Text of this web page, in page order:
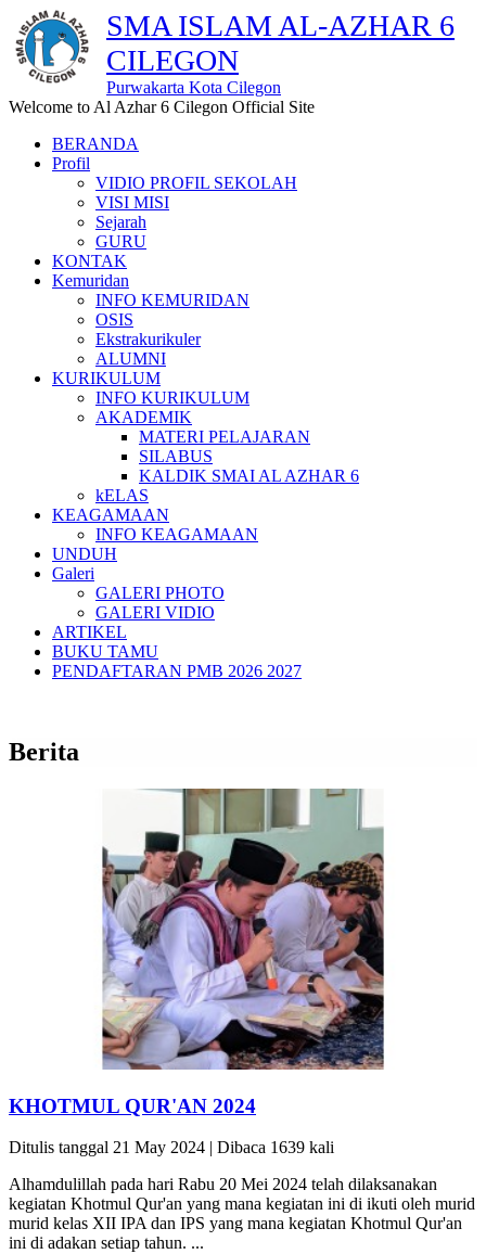
SMA ISLAM AL-AZHAR 6
CILEGON
Purwakarta Kota Cilegon
Welcome to Al Azhar 6 Cilegon Official Site
BERANDA
Profil
VIDIO PROFIL SEKOLAH
VISI MISI
Sejarah
GURU
KONTAK
Kemuridan
INFO KEMURIDAN
OSIS
Ekstrakurikuler
ALUMNI
KURIKULUM
INFO KURIKULUM
AKADEMIK
MATERI PELAJARAN
SILABUS
KALDIK SMAI AL AZHAR 6
kELAS
KEAGAMAAN
INFO KEAGAMAAN
UNDUH
Galeri
GALERI PHOTO
GALERI VIDIO
ARTIKEL
BUKU TAMU
PENDAFTARAN PMB 2026 2027
Berita
KHOTMUL QUR'AN 2024
Ditulis tanggal 21 May 2024 | Dibaca 1639 kali
Alhamdulillah pada hari Rabu 20 Mei 2024 telah dilaksanakan
kegiatan Khotmul Qur'an yang mana kegiatan ini di ikuti oleh murid
murid kelas XII IPA dan IPS yang mana kegiatan Khotmul Qur'an
ini di adakan setiap tahun. ...